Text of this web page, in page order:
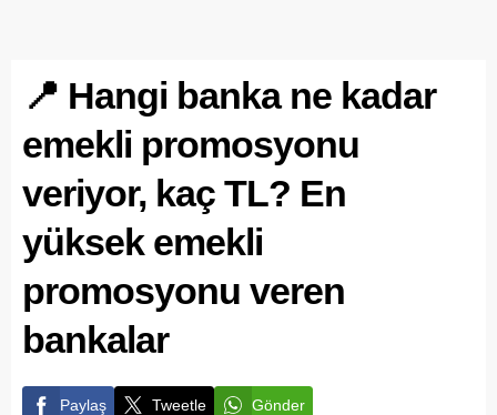
📍 Hangi banka ne kadar
emekli promosyonu
veriyor, kaç TL? En
yüksek emekli
promosyonu veren
bankalar
Paylaş Tweetle Gönder